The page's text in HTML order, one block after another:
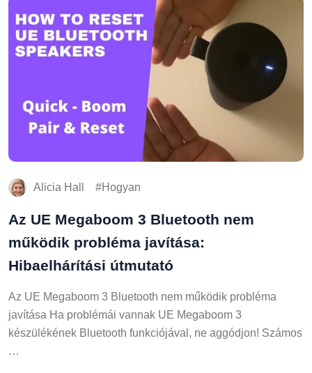
Alicia Hall Hogyan
Az UE Megaboom 3 Bluetooth nem
működik probléma javítása:
Hibaelhárítási útmutató
Az UE Megaboom 3 Bluetooth nem működik probléma
javítása Ha problémái vannak UE Megaboom 3
készülékének Bluetooth funkciójával, ne aggódjon! Számos
…